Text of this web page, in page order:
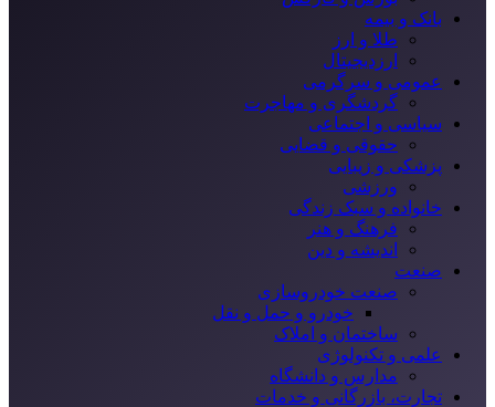
بانک و بیمه
طلا و ارز
ارزدیجیتال
عمومی و سرگرمی
گردشگری و مهاجرت
سیاسی و اجتماعی
حقوقی و قضایی
پزشکی و زیبایی
ورزشی
خانواده و سبک زندگی
فرهنگ و هنر
اندیشه و دین
صنعت
صنعت خودروسازی
خودرو و حمل و نقل
ساختمان و املاک
علمی و تکنولوژی
مدارس و دانشگاه
تجارت، بازرگانی و خدمات